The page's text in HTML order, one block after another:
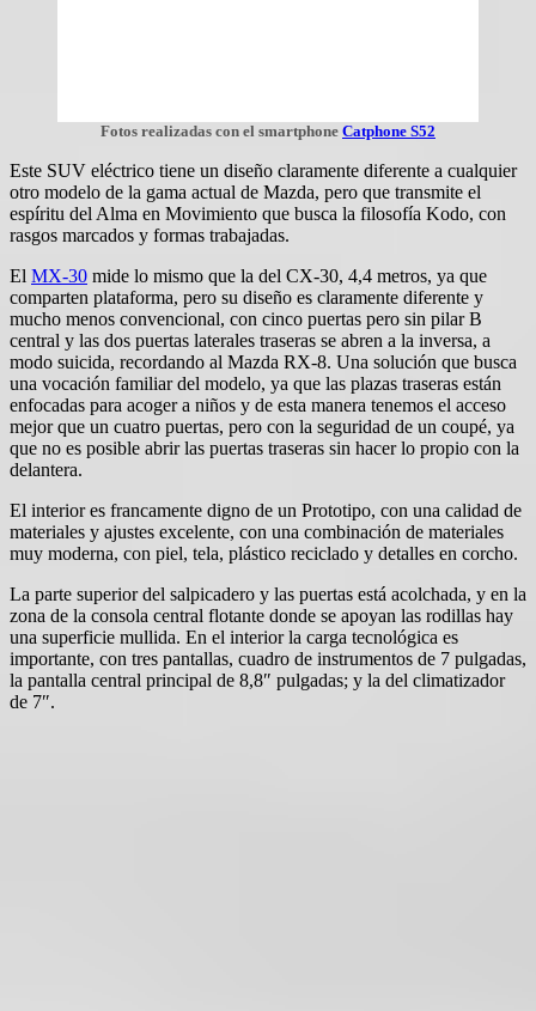
Fotos realizadas con el smartphone Catphone S52
Este SUV eléctrico tiene un diseño claramente diferente a cualquier
otro modelo de la gama actual de Mazda, pero que transmite el
espíritu del Alma en Movimiento que busca la filosofía Kodo, con
rasgos marcados y formas trabajadas.
El MX-30 mide lo mismo que la del CX-30, 4,4 metros, ya que
comparten plataforma, pero su diseño es claramente diferente y
mucho menos convencional, con cinco puertas pero sin pilar B
central y las dos puertas laterales traseras se abren a la inversa, a
modo suicida, recordando al Mazda RX-8. Una solución que busca
una vocación familiar del modelo, ya que las plazas traseras están
enfocadas para acoger a niños y de esta manera tenemos el acceso
mejor que un cuatro puertas, pero con la seguridad de un coupé, ya
que no es posible abrir las puertas traseras sin hacer lo propio con la
delantera.
El interior es francamente digno de un Prototipo, con una calidad de
materiales y ajustes excelente, con una combinación de materiales
muy moderna, con piel, tela, plástico reciclado y detalles en corcho.
La parte superior del salpicadero y las puertas está acolchada, y en la
zona de la consola central flotante donde se apoyan las rodillas hay
una superficie mullida. En el interior la carga tecnológica es
importante, con tres pantallas, cuadro de instrumentos de 7 pulgadas,
la pantalla central principal de 8,8″ pulgadas; y la del climatizador
de 7″.